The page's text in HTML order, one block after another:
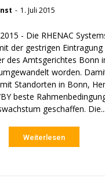
- 1. Juli 2015
- Die RHENAC
der gestrigen Eintragung
des Amtsgerichtes Bonn
worden.
Standorten in Bonn,
beste
Unternehmenswachstum geschaffen. Die...
Weiterlesen